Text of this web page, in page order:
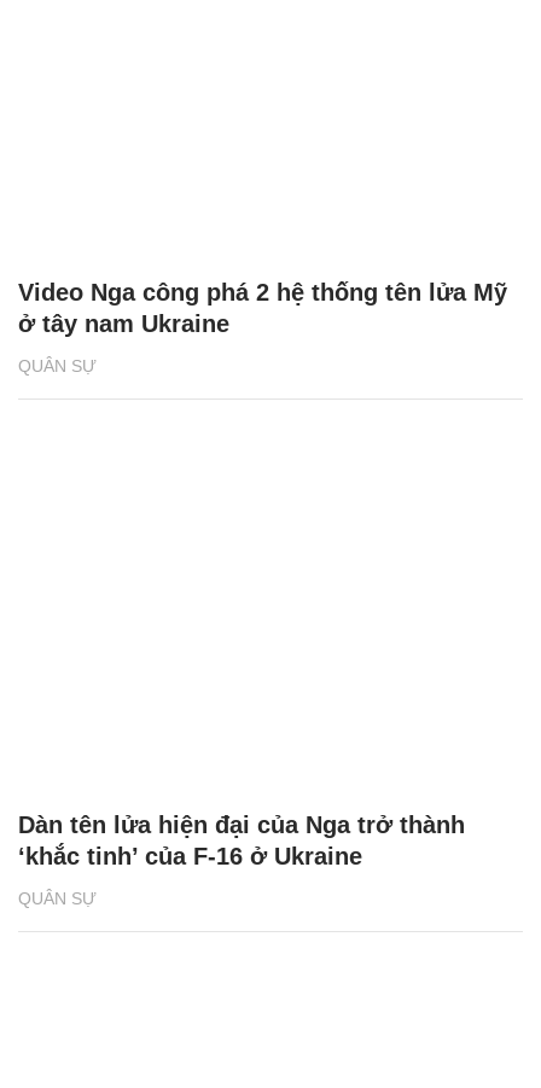
QUÂN SỰ
Video Nga công phá 2 hệ thống tên lửa Mỹ
ở tây nam Ukraine
QUÂN SỰ
Dàn tên lửa hiện đại của Nga trở thành
‘khắc tinh’ của F-16 ở Ukraine